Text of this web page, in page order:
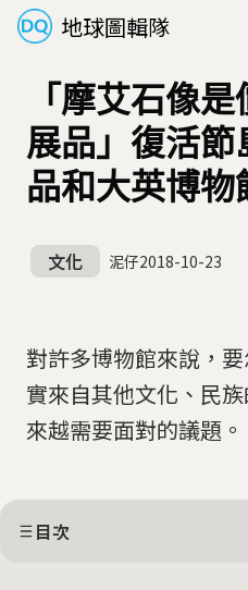
地球圖輯隊
「摩艾石像
展品」復活節
品和大英博物
文化 泥仔2018-10-23
對許多博物館來說，
實來自其他文化、民
來越需要面對的議題。
目次